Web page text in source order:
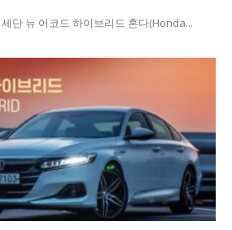
단 뉴 어코드 하이브리드 혼다(Honda...